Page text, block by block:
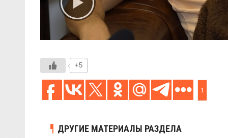
+5
1
ДРУГИЕ МАТЕРИАЛЫ РАЗДЕЛА